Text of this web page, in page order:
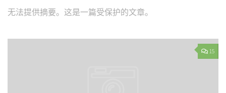
无法提供摘要。这是一篇受保护的文章。
15